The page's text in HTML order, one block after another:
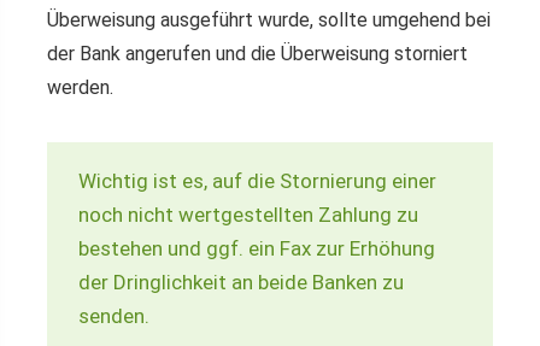
Überweisung ausgeführt wurde, sollte umgehend bei
der Bank angerufen und die Überweisung storniert
werden.
Wichtig ist es, auf die Stornierung einer
noch nicht wertgestellten Zahlung zu
bestehen und ggf. ein Fax zur Erhöhung
der Dringlichkeit an beide Banken zu
senden.